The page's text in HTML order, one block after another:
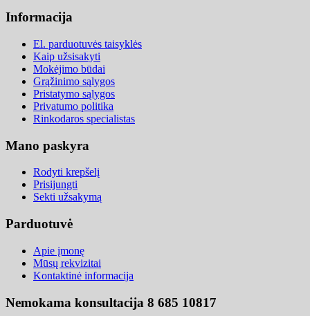
Informacija
El. parduotuvės taisyklės
Kaip užsisakyti
Mokėjimo būdai
Grąžinimo sąlygos
Pristatymo sąlygos
Privatumo politika
Rinkodaros specialistas
Mano paskyra
Rodyti krepšelį
Prisijungti
Sekti užsakymą
Parduotuvė
Apie įmonę
Mūsų rekvizitai
Kontaktinė informacija
Nemokama konsultacija 8 685 10817